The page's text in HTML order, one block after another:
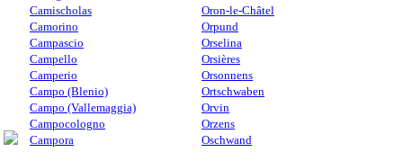
Camischolas
Camorino
Campascio
Campello
Camperio
Campo (Blenio)
Campo (Vallemaggia)
Campocologno
Campora
Oron-le-Châtel
Orpund
Orselina
Orsières
Orsonnens
Ortschwaben
Orvin
Orzens
Oschwand